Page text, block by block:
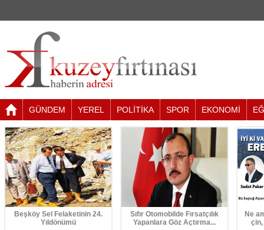
GÜNDEM YEREL POLİTİKA SPOR EKONOMİ
Beşköy Sel Felaketinin 24.
Yıldönümü
Sıfır Otomobilde Fırsatçılık
Yapanlara Göz Açtırma...
Ne